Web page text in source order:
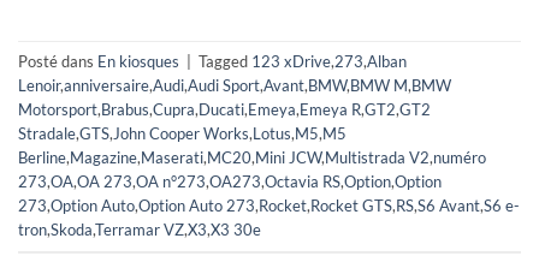
Posté dans En kiosques Tagged 123 xDrive,273,Alban
Lenoir,anniversaire,Audi,Audi Sport,Avant,BMW,BMW M,BMW
Motorsport,Brabus,Cupra,Ducati,Emeya,Emeya R,GT2,GT2
Stradale,GTS,John Cooper Works,Lotus,M5,M5
Berline,Magazine,Maserati,MC20,Mini JCW,Multistrada V2,numéro
273,OA,OA 273,OA n°273,OA273,Octavia RS,Option,Option
273,Option Auto,Option Auto 273,Rocket,Rocket GTS,RS,S6 Avant,S6 e-
tron,Skoda,Terramar VZ,X3,X3 30e